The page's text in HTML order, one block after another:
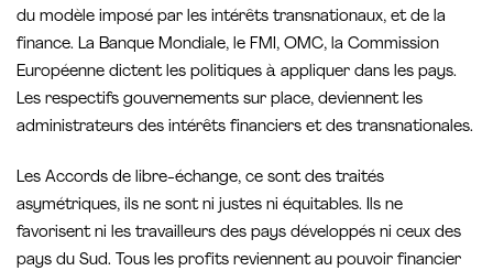
du modèle imposé par les intérêts transnationaux, et de la
finance. La Banque Mondiale, le FMI, OMC, la Commission
Européenne dictent les politiques à appliquer dans les pays.
Les respectifs gouvernements sur place, deviennent les
administrateurs des intérêts financiers et des transnationales.
Les Accords de libre-échange, ce sont des traités
asymétriques, ils ne sont ni justes ni équitables. Ils ne
favorisent ni les travailleurs des pays développés ni ceux des
pays du Sud. Tous les profits reviennent au pouvoir financier